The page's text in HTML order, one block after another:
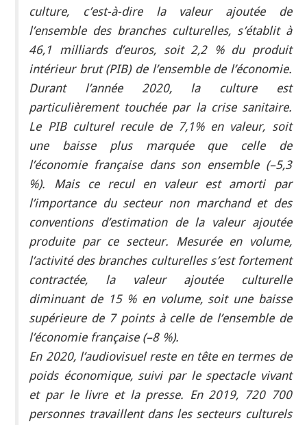
culture, c’est-à-dire la valeur ajoutée de
l’ensemble des branches culturelles, s’établit à
46,1 milliards d’euros, soit 2,2 % du produit
intérieur brut (PIB) de l’ensemble de l’économie.
Durant l’année 2020, la culture est
particulièrement touchée par la crise sanitaire.
Le PIB culturel recule de 7,1% en valeur, soit
une baisse plus marquée que celle de
l’économie française dans son ensemble (–5,3
%). Mais ce recul en valeur est amorti par
l’importance du secteur non marchand et des
conventions d’estimation de la valeur ajoutée
produite par ce secteur. Mesurée en volume,
l’activité des branches culturelles s’est fortement
contractée, la valeur ajoutée culturelle
diminuant de 15 % en volume, soit une baisse
supérieure de 7 points à celle de l’ensemble de
l’économie française (–8 %).
En 2020, l’audiovisuel reste en tête en termes de
poids économique, suivi par le spectacle vivant
et par le livre et la presse. En 2019, 720 700
personnes travaillent dans les secteurs culturels